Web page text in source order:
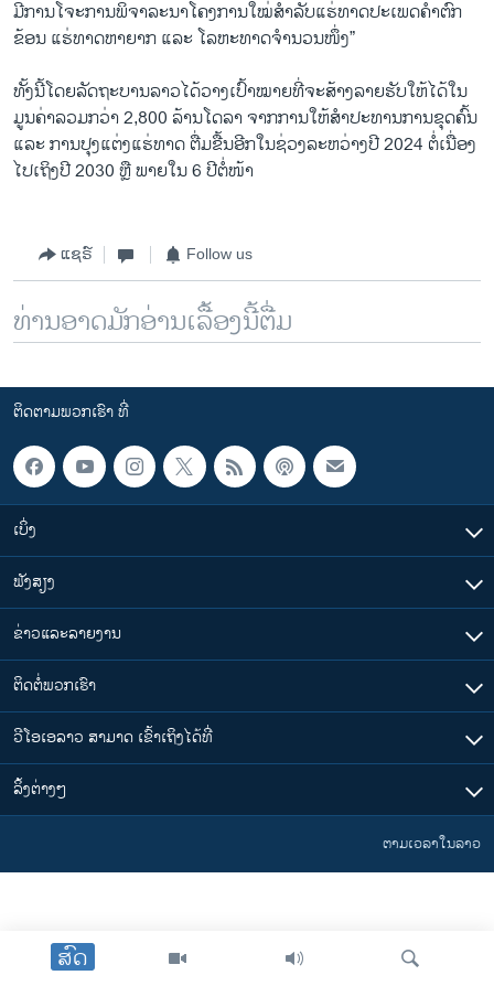
ສົດ
ມີການໂຈະການພິຈາລະນາໂຄງການໃໝ່ສຳລັບແຮ່ທາດປະເພດຄຳຕົກ
ຂ້ອນ ແຮ່ທາດຫາຍາກ ແລະ ໂລຫະທາດຈຳນວນໜຶ່ງ”
ທັ້ງນີ້ໂດຍລັດ​ຖະບານລາວໄດ້ວາງເປົ້າໝາຍທີ່ຈະສ້າງລາຍຮັບໃຫ້ໄດ້ໃນ
ມູນຄ່າລວມກວ່າ 2,800 ລ້ານໂດລາ ຈາກການໃຫ້ສໍາປະທານການຂຸດຄົ້ນ
ແລະ ການປຸງແຕ່ງແຮ່ທາດ ຕື່ມຂື້ນອີກໃນຊ່ວງລະຫວ່າງປີ 2024 ຕໍ່ເນື່ອງ
ໄປເຖິງປີ 2030 ຫຼື ພາຍໃນ 6 ປີຕໍ່ໜ້າ
ແຊຣ໌ Follow us
ທ່ານອາດມັກອ່ານເລື້ອງນີ້ຕື່ມ
ຕິດຕາມພວກເຮົາ ທີ່
ເບິ່ງ
ຟັງສຽງ
ຂ່າວແລະລາຍງານ
ຕິດຕໍ່ພວກເຮົາ
ວີໂອເອລາວ ສາມາດ ເຂົ້າເຖິງໄດ້ທີ່
​ລິ້ງ​ຕ່າງໆ
ຕາມເວລາໃນລາວ